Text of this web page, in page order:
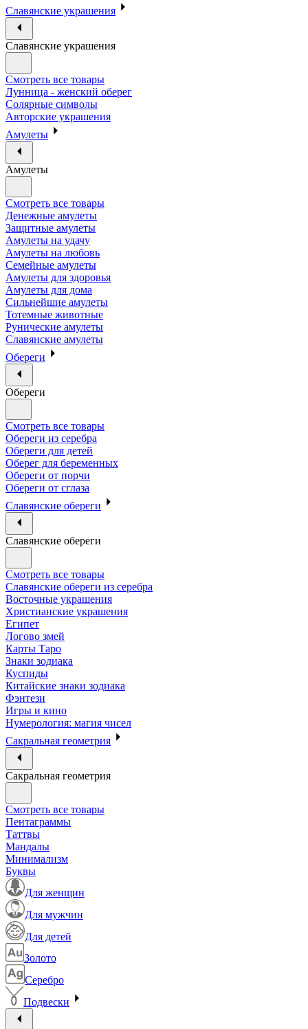
Славянские украшения
Славянские украшения
Смотреть все товары
Лунница - женский оберег
Солярные символы
Авторские украшения
Амулеты
Амулеты
Смотреть все товары
Денежные амулеты
Защитные амулеты
Амулеты на удачу
Амулеты на любовь
Семейные амулеты
Амулеты для здоровья
Амулеты для дома
Сильнейшие амулеты
Тотемные животные
Рунические амулеты
Славянские амулеты
Обереги
Обереги
Смотреть все товары
Обереги из серебра
Обереги для детей
Оберег для беременных
Обереги от порчи
Обереги от сглаза
Славянские обереги
Славянские обереги
Смотреть все товары
Славянские обереги из серебра
Восточные украшения
Христианские украшения
Египет
Логово змей
Карты Таро
Знаки зодиака
Куспиды
Китайские знаки зодиака
Фэнтези
Игры и кино
Нумерология: магия чисел
Сакральная геометрия
Сакральная геометрия
Смотреть все товары
Пентаграммы
Таттвы
Мандалы
Минимализм
Буквы
Для женщин
Для мужчин
Для детей
Золото
Серебро
Подвески